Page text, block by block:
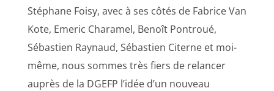
Stéphane Foisy, avec à ses côtés de Fabrice Van
Kote, Emeric Charamel, Benoît Pontroué,
Sébastien Raynaud, Sébastien Citerne et moi-
même, nous sommes très fiers de relancer
auprès de la DGEFP l’idée d’un nouveau